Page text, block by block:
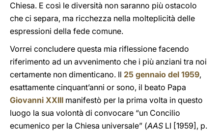
Chiesa. E così le diversità non saranno più ostacolo
che ci separa, ma ricchezza nella molteplicità delle
espressioni della fede comune.
Vorrei concludere questa mia riflessione facendo
riferimento ad un avvenimento che i più anziani tra noi
certamente non dimenticano. Il 25 gennaio del 1959,
esattamente cinquant’anni or sono, il beato Papa
Giovanni XXIII manifestò per la prima volta in questo
luogo la sua volontà di convocare “un Concilio
ecumenico per la Chiesa universale” (AAS LI [1959], p.